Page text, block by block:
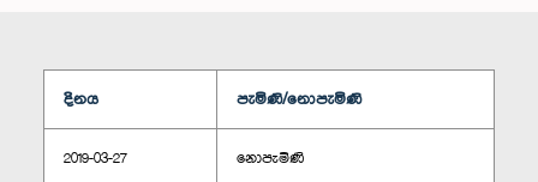
දිනය පැමිණි/නොපැමිණි
2019-03-27 නොපැමිණි